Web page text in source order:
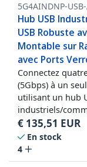
5G4AINDNP-
Hub USB
USB Robuste
Montable sur
avec Ports
Connectez
(5Gbps) à un
utilisant un hub
industriels/
€ 135,51 EUR
En stock
4